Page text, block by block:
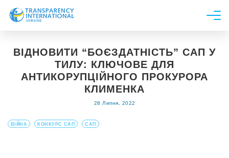
Новини
Дослідження
Напрями роботи
ВІДНОВИТИ “БОЄЗДАТНІСТЬ” САП У
ТИЛУ: КЛЮЧОВЕ ДЛЯ
АНТИКОРУПЦІЙНОГО ПРОКУРОРА
КЛИМЕНКА
28 Липня, 2022
ВІЙНА КОНКУРС САП САП